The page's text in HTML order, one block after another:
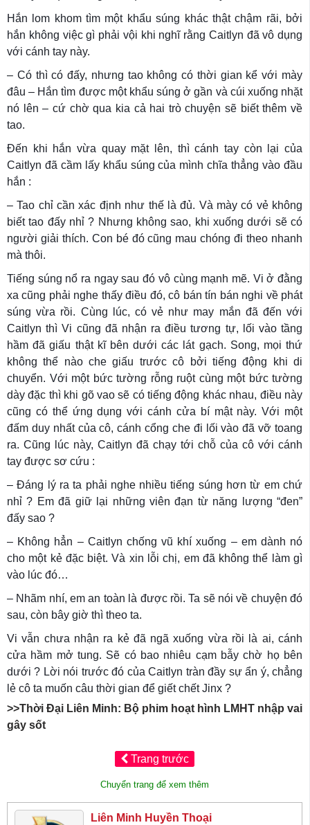
Hắn lom khom tìm một khẩu súng khác thật chậm rãi, bởi
hắn không việc gì phải vội khi nghĩ rằng Caitlyn đã vô dụng
với cánh tay này.
– Có thì có đấy, nhưng tao không có thời gian kể với mày
đâu – Hắn tìm được một khẩu súng ở gần và cúi xuống nhặt
nó lên – cứ chờ qua kia cả hai trò chuyện sẽ biết thêm về
tao.
Đến khi hắn vừa quay mặt lên, thì cánh tay còn lại của
Caitlyn đã cầm lấy khẩu súng của mình chĩa thẳng vào đầu
hắn :
– Tao chỉ cần xác định như thế là đủ. Và mày có vẻ không
biết tao đấy nhỉ ? Nhưng không sao, khi xuống dưới sẽ có
người giải thích. Con bé đó cũng mau chóng đi theo nhanh
mà thôi.
Tiếng súng nổ ra ngay sau đó vô cùng mạnh mẽ. Vi ở đằng
xa cũng phải nghe thấy điều đó, cô bán tín bán nghi về phát
súng vừa rồi. Cùng lúc, có vẻ như may mắn đã đến với
Caitlyn thì Vi cũng đã nhận ra điều tương tự, lối vào tầng
hầm đã giấu thật kĩ bên dưới các lát gạch. Song, mọi thứ
không thể nào che giấu trước cô bởi tiếng động khi di
chuyển. Với một bức tường rỗng ruột cùng một bức tường
dày đặc thì khi gõ vao sẽ có tiếng động khác nhau, điều này
cũng có thể ứng dụng với cánh cửa bí mật này. Với một
đấm duy nhất của cô, cánh cổng che đi lối vào đã vỡ toang
ra. Cũng lúc này, Caitlyn đã chạy tới chỗ của cô với cánh
tay được sơ cứu :
– Đáng lý ra ta phải nghe nhiều tiếng súng hơn từ em chứ
nhỉ ? Em đã giữ lại những viên đạn từ năng lượng “đen”
đấy sao ?
– Không hẳn – Caitlyn chống vũ khí xuống – em dành nó
cho một kẻ đặc biệt. Và xin lỗi chị, em đã không thể làm gì
vào lúc đó…
– Nhãm nhí, em an toàn là được rồi. Ta sẽ nói về chuyện đó
sau, còn bây giờ thì theo ta.
Vi vẫn chưa nhận ra kẻ đã ngã xuống vừa rồi là ai, cánh
cửa hầm mở tung. Sẽ có bao nhiêu cạm bẫy chờ họ bên
dưới ? Lời nói trước đó của Caitlyn tràn đầy sự ẩn ý, chẳng
lẻ cô ta muốn câu thời gian để giết chết Jinx ?
>>Thời Đại Liên Minh: Bộ phim hoạt hình LMHT nhập vai
gây sốt
Trang trước
Chuyển trang để xem thêm
Liên Minh Huyền Thoại